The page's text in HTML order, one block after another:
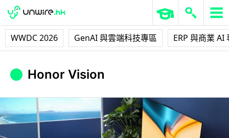
WWDC 2026 GenAI 與雲端科技專區 ERP 與商業 AI
Honor Vision